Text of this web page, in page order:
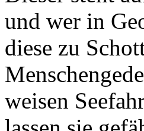
und wer in
diese zu
weisen